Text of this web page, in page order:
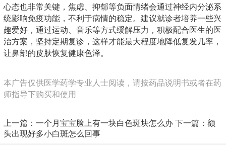
心态也非常关键，焦虑、抑郁等负面情绪会通过神经内分泌系
统影响免疫功能，不利于病情的稳定。建议就诊者培养一些兴
趣爱好，通过运动、音乐等方式缓解压力，积极配合医生的医
治方案，坚持定期复诊，这样才能最大程度地降低复发几率，
让鼻部的皮肤恢复健康色泽。
本广告仅供医学药学专业人士阅读，请按药品说明书或者在药
师指导下购买和使用
上一篇： 一个月宝宝脸上有一块白色斑块怎么办 下一篇： 额
头出现好多小白斑怎么回事